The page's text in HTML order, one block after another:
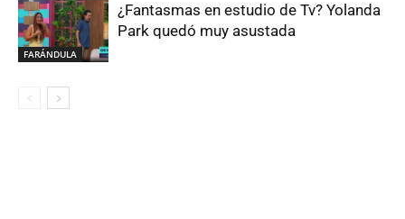
FARÁNDULA
¿Fantasmas en estudio de Tv? Yolanda
Park quedó muy asustada